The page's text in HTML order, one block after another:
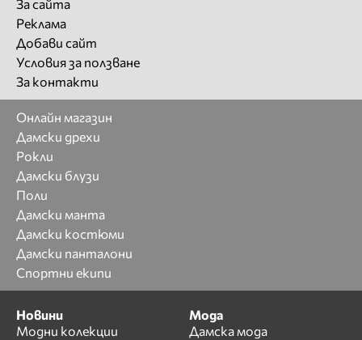
За сайта
Реклама
Добави сайт
Условия за ползване
За контакти
Онлайн магазин
Дамски дрехи
Рокли
Дамски блузи
Поли
Дамски манта
Дамски костюми
Дамски панталони
Спортни екипи
Новини
Модни колекции
Мода
Дамска мода